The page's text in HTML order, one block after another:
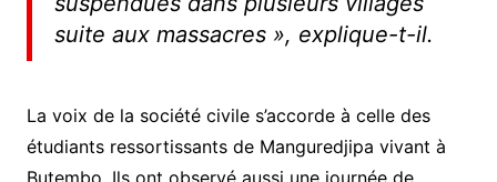
suite aux massacres », explique-t-il.
La voix de la société civile s’accorde à celle des
étudiants ressortissants de Manguredjipa vivant à
Butembo. Ils ont observé aussi une journée de